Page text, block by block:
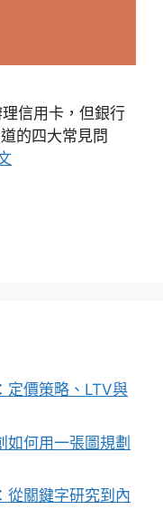
信用卡，但銀行
的四大常見問
定價策略、LTV與
何用一張圖規劃
從關鍵字研究到內